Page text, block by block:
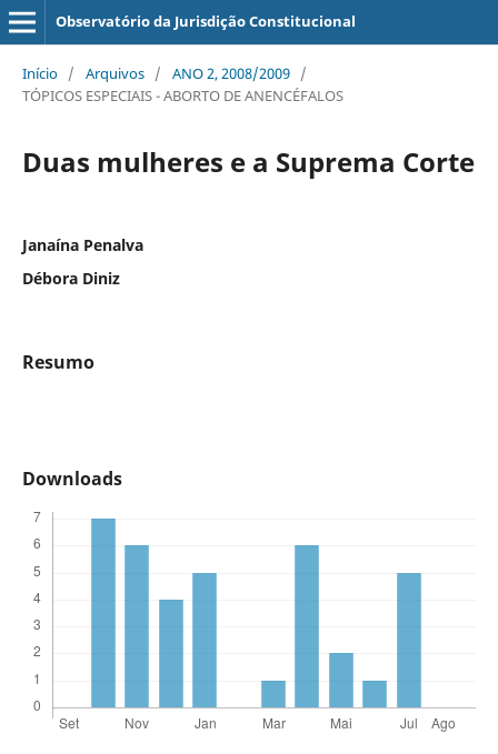
Observatório da Jurisdição Constitucional
Início / Arquivos / ANO 2, 2008/2009 /
TÓPICOS ESPECIAIS - ABORTO DE ANENCÉFALOS
Duas mulheres e a Suprema Corte
Janaína Penalva
Débora Diniz
Resumo
Downloads